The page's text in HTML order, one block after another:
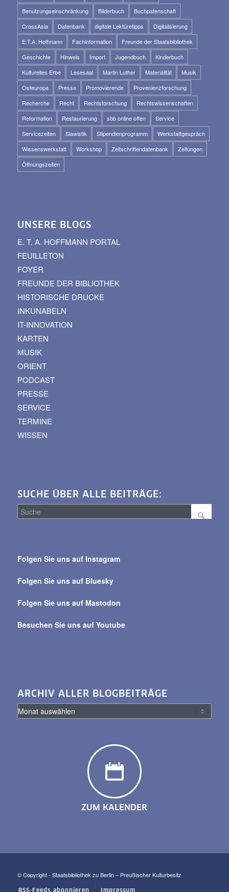
Benutzungseinschränkung
Bilderbuch
Buchpatenschaft
CrossAsia
Datenbank digitale Lektüretipps
Digitalisierung
E.T.A. Hoffmann
Fachinformation
Freunde der Staatsbibliothek
Geschichte
Hinweis Import Jugendbuch
Kinderbuch
Kulturelles Erbe
Lesesaal Martin Luther Materialität
Musik
Osteuropa
Presse Promovierende
Provenienzforschung
Recherche
Recht Rechtsforschung
Rechtswissenschaften
Reformation
Restaurierung sbb online offen
Service
Servicezeiten
Slawistik Stipendienprogramm
Werkstattgespräch
Wissenswerkstatt
Workshop Zeitschriftendatenbank
Zeitungen
Öffnungszeiten
UNSERE BLOGS
E. T. A. HOFFMANN PORTAL
FEUILLETON
FOYER
FREUNDE DER BIBLIOTHEK
HISTORISCHE DRUCKE
INKUNABELN
IT-INNOVATION
KARTEN
MUSIK
ORIENT
PODCAST
PRESSE
SERVICE
TERMINE
WISSEN
SUCHE ÜBER ALLE BEITRÄGE:
alle
Folgen Sie uns auf Instagram
Folgen Sie uns auf Bluesky
Folgen Sie uns auf Mastodon
Besuchen Sie uns auf Youtube
ARCHIV ALLER BLOGBEITRÄGE
ZUM KALENDER
© Copyright - Staatsbibliothek zu Berlin – Preußischer Kulturbesitz
RSS-Feeds abonnieren Impressum